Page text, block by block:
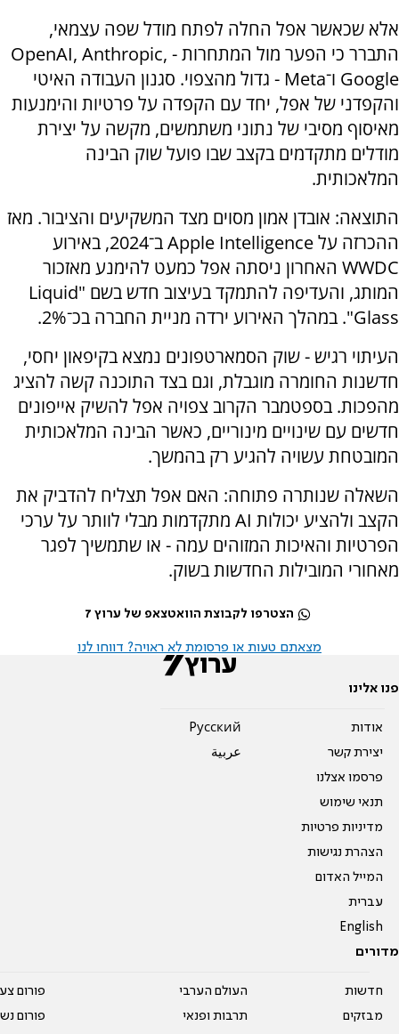
אלא שכאשר אפל החלה לפתח מודל שפה עצמאי,
התברר כי הפער מול המתחרות - OpenAI, Anthropic,
Google ו־Meta - גדול מהצפוי. סגנון העבודה האיטי
והקפדני של אפל, יחד עם הקפדה על פרטיות והימנעות
מאיסוף מסיבי של נתוני משתמשים, מקשה על יצירת
מודלים מתקדמים בקצב שבו פועל שוק הבינה
המלאכותית.
התוצאה: אובדן אמון מסוים מצד המשקיעים והציבור. מאז
ההכרזה על Apple Intelligence ב־2024, באירוע
WWDC האחרון ניסתה אפל כמעט להימנע מאזכור
המותג, והעדיפה להתמקד בעיצוב חדש בשם "Liquid
Glass". במהלך האירוע ירדה מניית החברה בכ־2%.
העיתוי רגיש - שוק הסמארטפונים נמצא בקיפאון יחסי,
חדשנות החומרה מוגבלת, וגם בצד התוכנה קשה להציג
מהפכות. בספטמבר הקרוב צפויה אפל להשיק אייפונים
חדשים עם שינויים מינוריים, כאשר הבינה המלאכותית
המובטחת עשויה להגיע רק בהמשך.
השאלה שנותרה פתוחה: האם אפל תצליח להדביק את
הקצב ולהציע יכולות AI מתקדמות מבלי לוותר על ערכי
הפרטיות והאיכות המזוהים עמה - או שתמשיך לפגר
מאחורי המובילות החדשות בשוק.
הצטרפו לקבוצת הוואטצאפ של ערוץ 7
מצאתם טעות או פרסומת לא ראויה? דווחו לנו
פנו אלינו
אודות
יצירת קשר
פרסמו אצלנו
תנאי שימוש
מדיניות פרטיות
הצהרת נגישות
המייל האדום
עברית
English
Pусский
عربية
מדורים
חדשות
מבזקים
העולם הערבי
תרבות ופנאי
פורום
פורום